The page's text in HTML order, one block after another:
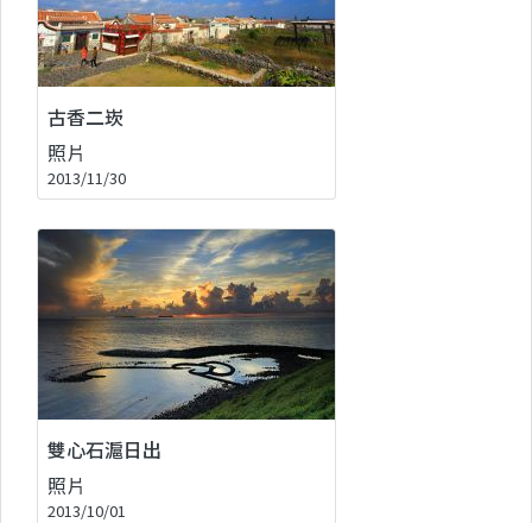
古香二崁
照片
2013/11/30
雙心石滬日出
照片
2013/10/01